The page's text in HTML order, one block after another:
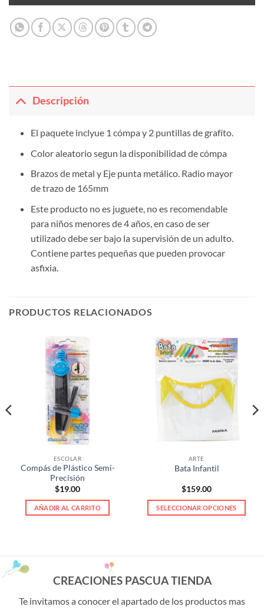
Descripción
El paquete inclyue 1 cómpa y 2 puntillas de grafíto.
Color aleatorio segun la disponibilidad de cómpa
Brazos de metal y Eje punta metálico. Radio mayor
de trazo de 165mm
Este producto no es juguete, no es recomendable
para niños menores de 4 años, en caso de ser
utilizado debe ser bajo la supervisión de un adulto.
Contiene partes pequeñas que pueden provocar
asfixia.
PRODUCTOS RELACIONADOS
ESCOLAR
Compás de Plástico Semi-
Precisión
$19.00
AÑADIR AL CARRITO
ARTE
Bata Infantil
$159.00
SELECCIONAR OPCIONES
Las
se
CREACIONES PASCUA TIENDA
Te invitamos a conocer el apartado de los productos mas